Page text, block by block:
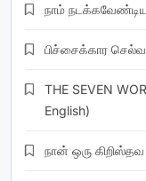
நாம்
பிச்சைக்கார
THE SEVEN
English)
நான் ஒரு